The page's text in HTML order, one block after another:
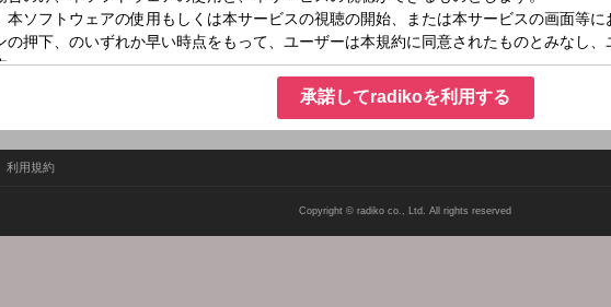
番組名
ニュースパレード
全国のラジオ局からの記者レポート、取材現場からの中継などその日最も重要なニュースをお届けして
社・元編集局長の後藤謙次さんによるコーナー「後藤謙次 Point of View」を放送。
利用規約
Copyright © radiko co., Ltd. All rights reserved
承諾してradikoを利用する